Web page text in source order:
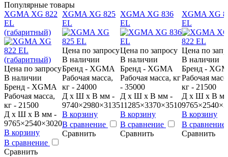
Популярные товары
XGMA XG 822
EL
(габаритный)
Цена по запросу
В наличии
Бренд - XGMA
Рабочая масса,
кг - 21500
Д x Ш x В мм -
9765×2540×3020
В корзину
В сравнение
Сравнить
XGMA XG 825
EL
Цена по запросу
В наличии
Бренд - XGMA
Рабочая масса,
кг - 24000
Д x Ш x В мм -
9740×2980×3135
В корзину
В сравнение
Сравнить
XGMA XG 836
EL
Цена по запросу
В наличии
Бренд - XGMA
Рабочая масса, кг
- 35000
Д x Ш x В мм -
11285×3370×3510
В корзину
В сравнение
Сравнить
XGMA XG
EL
Цена по
В наличии
Бренд -
Рабочая
кг - 21500
Д x Ш x В
В корзину
В сравнение
Сравнить